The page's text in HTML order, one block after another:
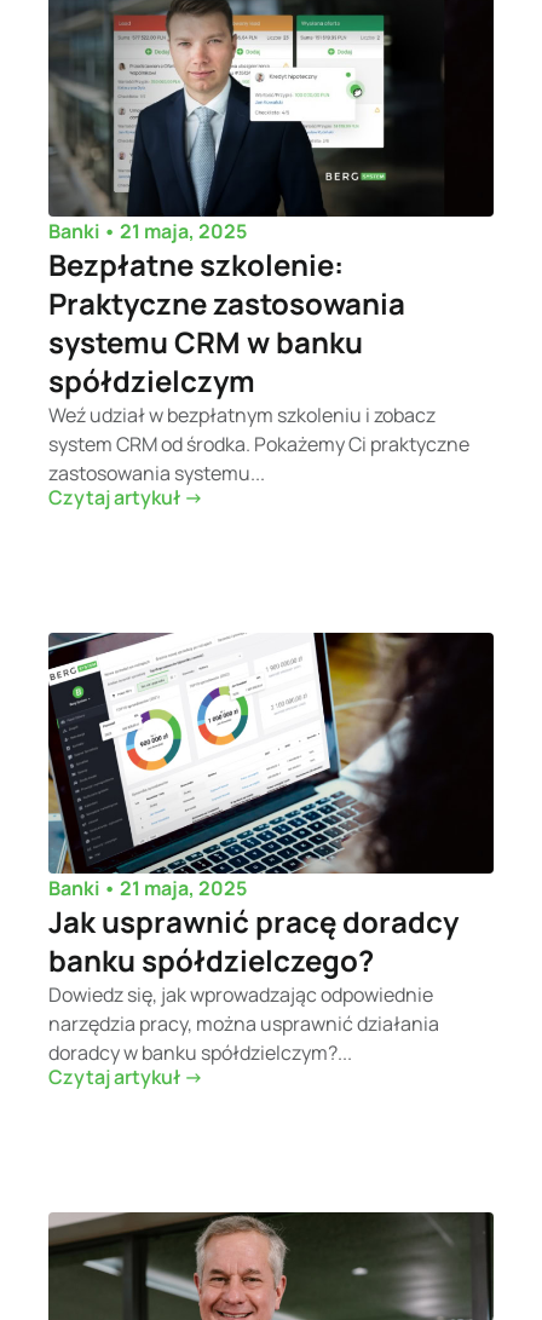
Banki • 21 maja, 2025
Bezpłatne szkolenie:
Praktyczne zastosowania
systemu CRM w banku
spółdzielczym
Weź udział w bezpłatnym szkoleniu i zobacz
system CRM od środka. Pokażemy Ci praktyczne
zastosowania systemu...
Czytaj artykuł ->
Banki • 21 maja, 2025
Jak usprawnić pracę doradcy
banku spółdzielczego?
Dowiedz się, jak wprowadzając odpowiednie
narzędzia pracy, można usprawnić działania
doradcy w banku spółdzielczym?...
Czytaj artykuł ->